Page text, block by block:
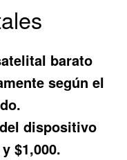
barato
según el
dispositivo
$1,000.